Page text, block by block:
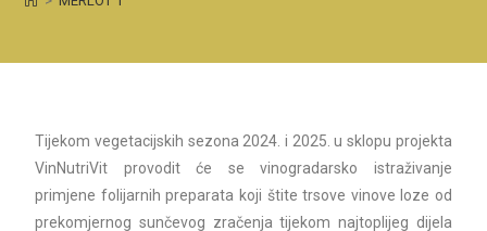
Tijekom vegetacijskih sezona 2024. i 2025. u sklopu projekta
VinNutriVit provodit će se vinogradarsko istraživanje
primjene folijarnih preparata koji štite trsove vinove loze od
prekomjernog sunčevog zračenja tijekom najtoplijeg dijela